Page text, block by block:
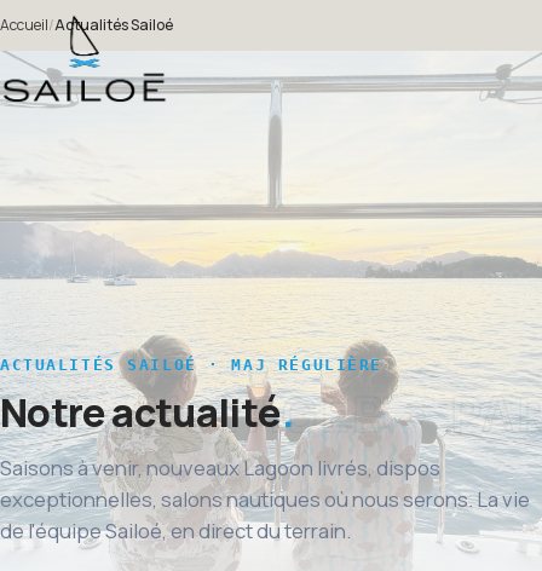
Accueil/Actualités Sailoé
ACTUALITÉS SAILOÉ · MAJ RÉGULIÈRE
Notre actualité
Saisons à venir, nouveaux Lagoon livrés, dispos
exceptionnelles, salons nautiques où nous serons. La vie
de l'équipe Sailoé, en direct du terrain.